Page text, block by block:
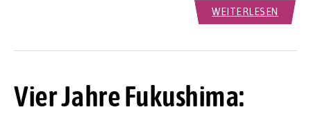
WEITERLESEN
Vier Jahre Fukushima: